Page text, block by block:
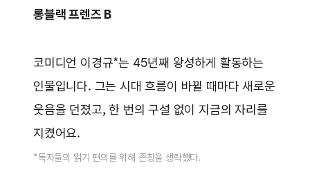
롱블랙 프렌즈 B
코미디언 이경규*는 45년째 왕성하게 활동하는
인물입니다. 그는 시대 흐름이 바뀔 때마다 새로운
웃음을 던졌고, 한 번의 구설 없이 지금의 자리를
지켰어요.
*독자들의 읽기 편의를 위해 존칭을 생략했다.